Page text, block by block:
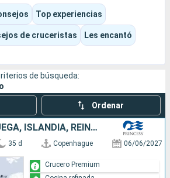
aislados y el legado de las culturas
de forma muy natural la exploración
los grandes paisajes de hielo y las
los animales, las culturas
las grandes expediciones.
Top experiencias
de cruceristas Les encantó
de búsqueda:
Ordenar
DINAMARCA, NORUEGA, ISLANDIA, REINO UNIDO, BÉLGICA, CANADÁ, IRLANDA, PAISES BAJOS, ALEMANIA
35 d Copenhague 06/06/2027
Crucero Premium